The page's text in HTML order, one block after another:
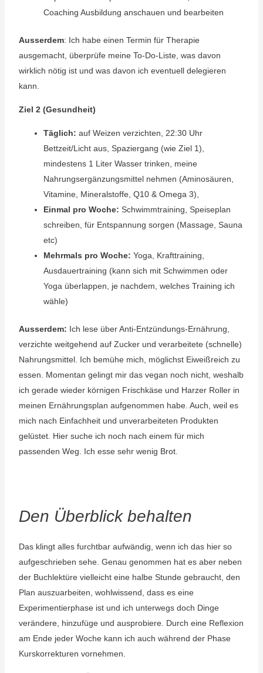
Coaching Ausbildung anschauen und bearbeiten
Ausserdem: Ich habe einen Termin für Therapie
ausgemacht, überprüfe meine To-Do-Liste, was davon
wirklich nötig ist und was davon ich eventuell delegieren
kann.
Ziel 2 (Gesundheit)
Täglich: auf Weizen verzichten, 22:30 Uhr
Bettzeit/Licht aus, Spaziergang (wie Ziel 1),
mindestens 1 Liter Wasser trinken, meine
Nahrungsergänzungsmittel nehmen (Aminosäuren,
Vitamine, Mineralstoffe, Q10 & Omega 3),
Einmal pro Woche: Schwimmtraining, Speiseplan
schreiben, für Entspannung sorgen (Massage, Sauna
etc)
Mehrmals pro Woche: Yoga, Krafttraining,
Ausdauertraining (kann sich mit Schwimmen oder
Yoga überlappen, je nachdem, welches Training ich
wähle)
Ausserdem: Ich lese über Anti-Entzündungs-Ernährung,
verzichte weitgehend auf Zucker und verarbeitete (schnelle)
Nahrungsmittel. Ich bemühe mich, möglichst Eiweißreich zu
essen. Momentan gelingt mir das vegan noch nicht, weshalb
ich gerade wieder körnigen Frischkäse und Harzer Roller in
meinen Ernährungsplan aufgenommen habe. Auch, weil es
mich nach Einfachheit und unverarbeiteten Produkten
gelüstet. Hier suche ich noch nach einem für mich
passenden Weg. Ich esse sehr wenig Brot.
Den Überblick behalten
Das klingt alles furchtbar aufwändig, wenn ich das hier so
aufgeschrieben sehe. Genau genommen hat es aber neben
der Buchlektüre vielleicht eine halbe Stunde gebraucht, den
Plan auszuarbeiten, wohlwissend, dass es eine
Experimentierphase ist und ich unterwegs doch Dinge
verändere, hinzufüge und ausprobiere. Durch eine Reflexion
am Ende jeder Woche kann ich auch während der Phase
Kurskorrekturen vornehmen.